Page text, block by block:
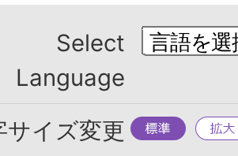
Select
Language
サイズ変更 標
拡